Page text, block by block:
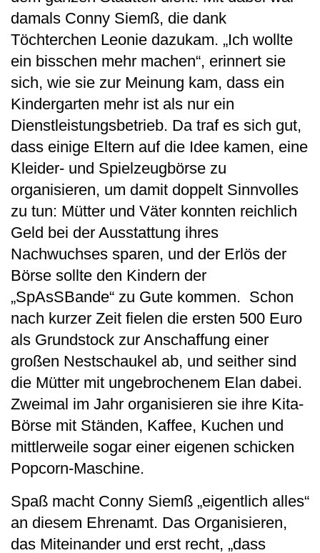
damals Conny Siemß, die dank
Töchterchen Leonie dazukam. „Ich wollte
ein bisschen mehr machen“, erinnert sie
sich, wie sie zur Meinung kam, dass ein
Kindergarten mehr ist als nur ein
Dienstleistungsbetrieb. Da traf es sich gut,
dass einige Eltern auf die Idee kamen, eine
Kleider- und Spielzeugbörse zu
organisieren, um damit doppelt Sinnvolles
zu tun: Mütter und Väter konnten reichlich
Geld bei der Ausstattung ihres
Nachwuchses sparen, und der Erlös der
Börse sollte den Kindern der
„SpAsSBande“ zu Gute kommen. Schon
nach kurzer Zeit fielen die ersten 500 Euro
als Grundstock zur Anschaffung einer
großen Nestschaukel ab, und seither sind
die Mütter mit ungebrochenem Elan dabei.
Zweimal im Jahr organisieren sie ihre Kita-
Börse mit Ständen, Kaffee, Kuchen und
mittlerweile sogar einer eigenen schicken
Popcorn-Maschine.
Spaß macht Conny Siemß „eigentlich alles“
an diesem Ehrenamt. Das Organisieren,
das Miteinander und erst recht, „dass